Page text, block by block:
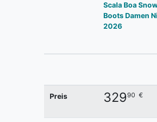
Scala Boa
Boots Damen
2026
Preis 32990 €